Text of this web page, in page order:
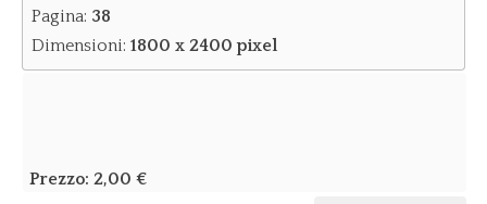
Pagina: 38
Dimensioni: 1800 x 2400 pixel
Prezzo: 2,00 €